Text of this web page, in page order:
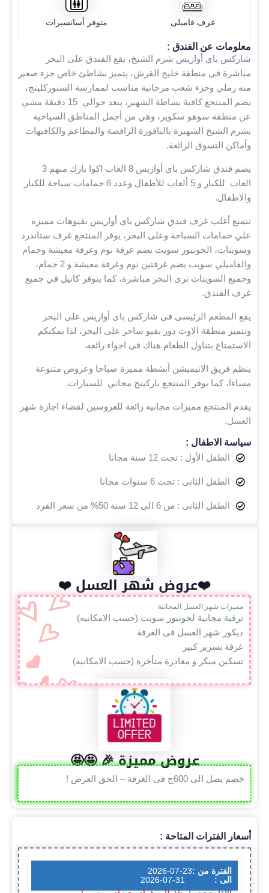
غرف فاميلى متوفر أسانسيرات
معلومات عن الفندق :
شاركس باي أوازيس شرم الشيخ، يقع الفندق على البحر
مباشرة فى منطقة خليج القرش، يتميز بشاطئ خاص جزء صغير
منه رملي وجزء شعب مرجانية مناسب لممارسة السنوركلينج،
يضم المنتجع كافية بساطة الشهير، يبعد حوالي 15 دقيقة مشي
عن منطقة سوهو سكوير، وهي من أجمل المناطق السياحية
بشرم الشيخ الشهيرة بالنافورة الراقصة والمطاعم والكافيهات
وأماكن التسوق الرائعة.
يضم فندق شاركس باي أوازيس 8 العاب اكوا بارك منهم 3
العاب للكبار و 5 ألعاب للأطفال وعدد 6 حمامات سباحة للكبار
والاطفال.
تتمتع أغلب غرف فندق شاركس باي أوازيس بفيوهات مميزه
علي حمامات السباحة وعلى البحر، يوفر المنتجع غرف ستاندرد
وسويتات، الجونيور سويت يضم غرفة نوم وغرفة معيشة وحمام
والفاميلي سويت يضم غرفتين نوم وغرفة معيشة و 2 حمام،
وجميع السويتات ترى البحر مباشرة، كما يتوفر كاتيل في جميع
غرف الفندق.
يقع المطعم الرئيسى فى شاركس باى أوازيس على البحر
وتتميز منطقة الاوت دور بفيو ساحر على البحر، لذا يمكنكم
الاستمتاع بتناول الطعام هناك فى اجواء رائعه.
ينظم فريق الانيميشن أنشطة مميزة صباحا وعروض متنوعة
مساءا، كما يوفر المنتجع باركينج مجاني للسيارات.
يقدم المنتجع مميزات مجانية رائعة للعروسين لقضاء اجازة شهر
العسل.
سياسة الاطفال :
الطفل الأول : تحت 12 سنة مجانا
الطفل الثانى : تحت 6 سنوات مجانا
الطفل الثانى : من 6 الى 12 سنة 50% من سعر الفرد
❤️عروض شهر العسل ❤️
مميزات شهر العسل المجانية
ترقية مجانية لجونيور سويت (حسب الامكانيه)
ديكور شهر العسل فى الغرفة
غرفة بسرير كبير
تسكين مبكر و مغادرة متأخرة (حسب الامكانيه)
عروض مميزة 🎉 🤩🤩
خصم يصل الى 600ج فى الغرفة – الحق العرض !
أسعار الفترات المتاحة :
الفترة من :2026-07-23
الى :
2026-07-31